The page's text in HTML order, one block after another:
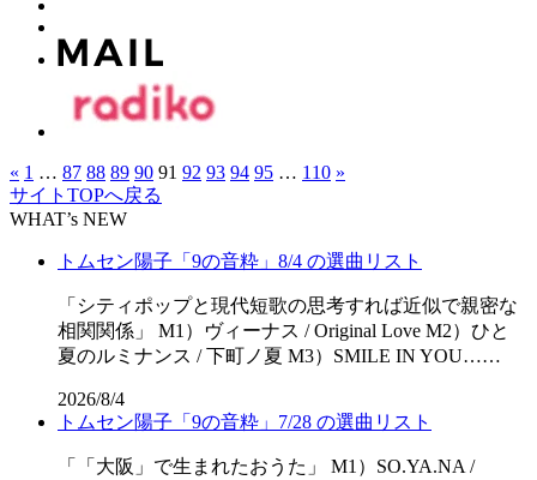
« 1 … 87 88 89 90 91 92 93 94 95 … 110 »
サイトTOPへ戻る
WHAT’s NEW
トムセン陽子「9の音粋」8/4 の選曲リスト
「シティポップと現代短歌の思考すれば近似で親密な
相関関係」 M1）ヴィーナス / Original Love M2）ひと
夏のルミナンス / 下町ノ夏 M3）SMILE IN YOU……
2026/8/4
トムセン陽子「9の音粋」7/28 の選曲リスト
「「⼤阪」で⽣まれたおうた」 M1）SO.YA.NA /